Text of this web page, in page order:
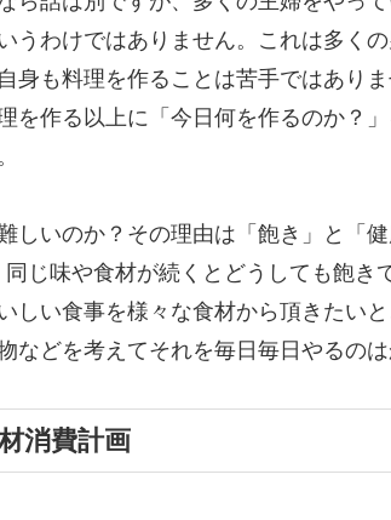
うわけではありません。これは多く
身も料理を作ることは苦手ではあり
を作る以上に「今日何を作るのか？
しいのか？その理由は「飽き」と「
じ味や食材が続くとどうしても飽き
しい食事を様々な食材から頂きたい
などを考えてそれを毎日毎日やるのは
消費計画